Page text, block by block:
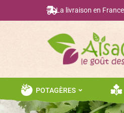
La livraison en
POTAGÈRES